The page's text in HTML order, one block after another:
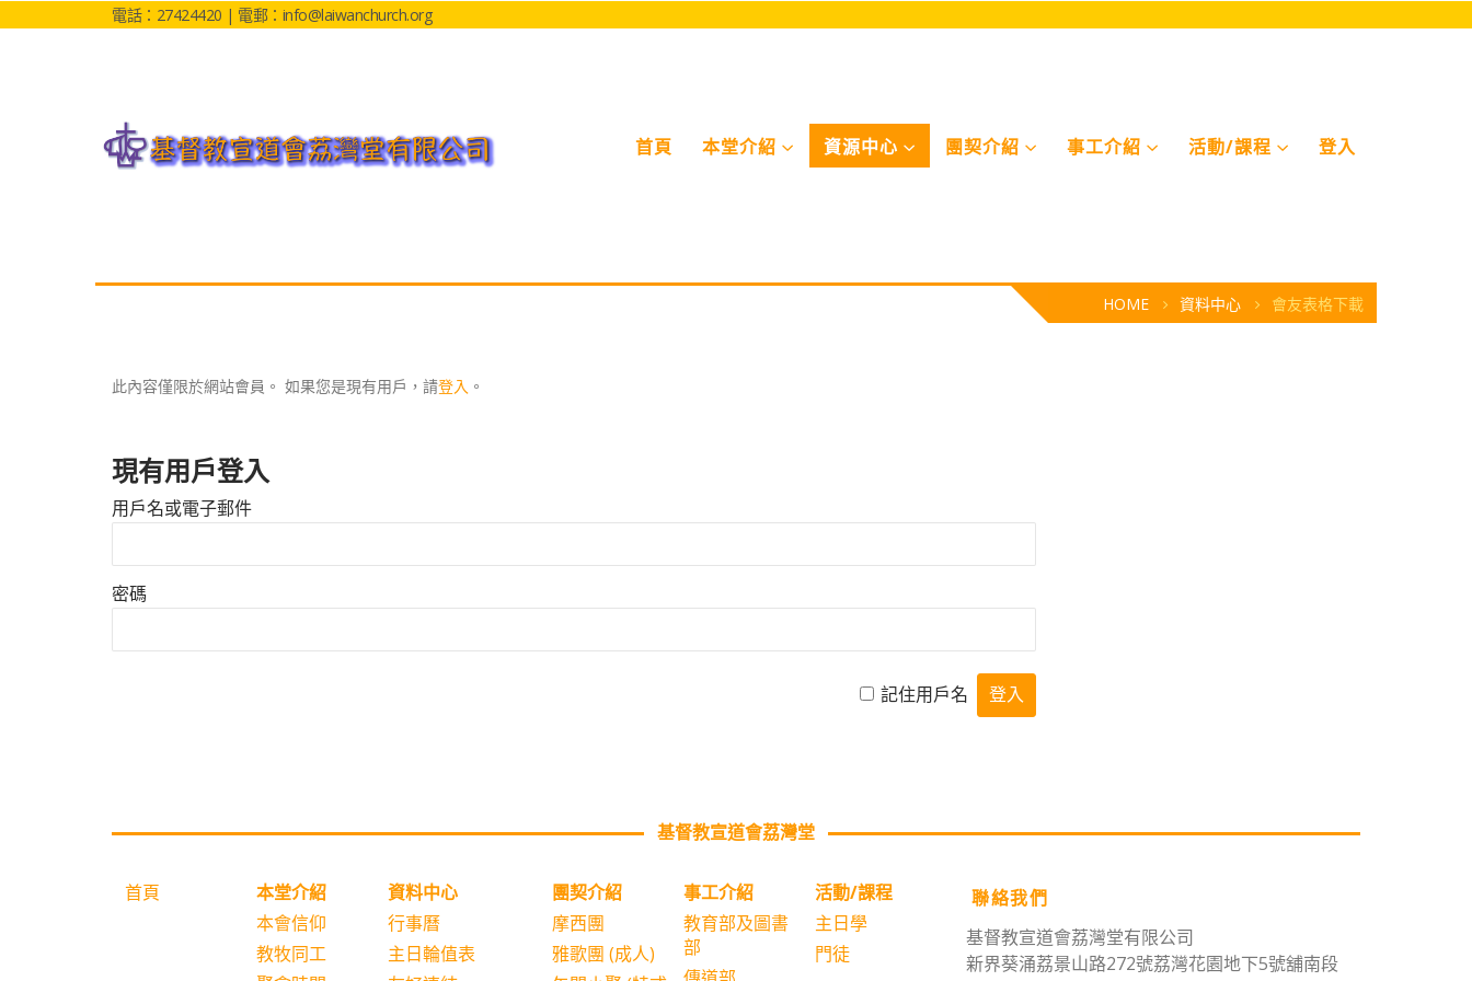
電話：27424420 | 電郵：info@laiwanchurch.org
首頁 本堂介紹 資源中⼼ 團契介紹 事⼯介紹 活動/課程 登入
HOME 資料中⼼ 會友表格下載
此內容僅限於網站會員。 如果您是現有用戶，請登入 。
現有用戶登入
用戶名或電子郵件
密碼
記住用戶名
基督教宣道會荔灣堂
首頁
本堂介紹
本會信仰
教牧同工
資料中心
行事曆
主日輪值表
團契介紹
摩西團
雅歌團 (成人)
事⼯介紹
教育部及圖書
部
活動/課程
主日學
門徒
聯絡我們
基督教宣道會荔灣堂有限公司
新界葵涌荔景山路272號荔灣花園地下5號舖南段